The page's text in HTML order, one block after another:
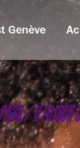
/ UTILISER
Genève